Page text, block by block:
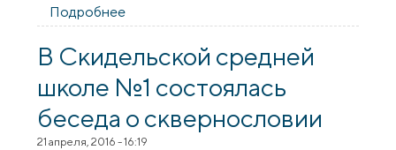
Подробнее
сквернословии в Скидельском лицее
В Скидельской средней
школе №1 состоялась
беседа о сквернословии
21 апреля, 2016 - 16:19